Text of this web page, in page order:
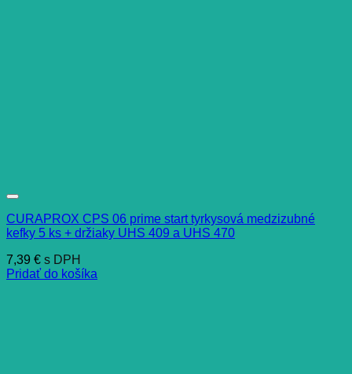
CURAPROX CPS 06 prime start tyrkysová medzizubné
kefky 5 ks + držiaky UHS 409 a UHS 470
7,39 € s DPH
Pridať do košíka